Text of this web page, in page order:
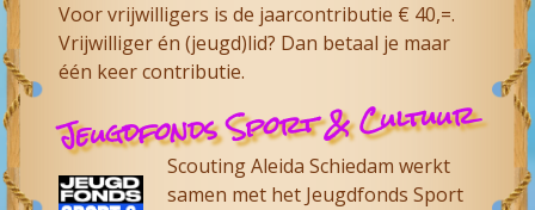
Voor vrijwilligers is de jaarcontributie € 40,=.
Vrijwilliger én (jeugd)lid? Dan betaal je maar
één keer contributie.
Jeugdfonds Sport & Cultuur
Scouting Aleida Schiedam werkt
samen met het Jeugdfonds Sport